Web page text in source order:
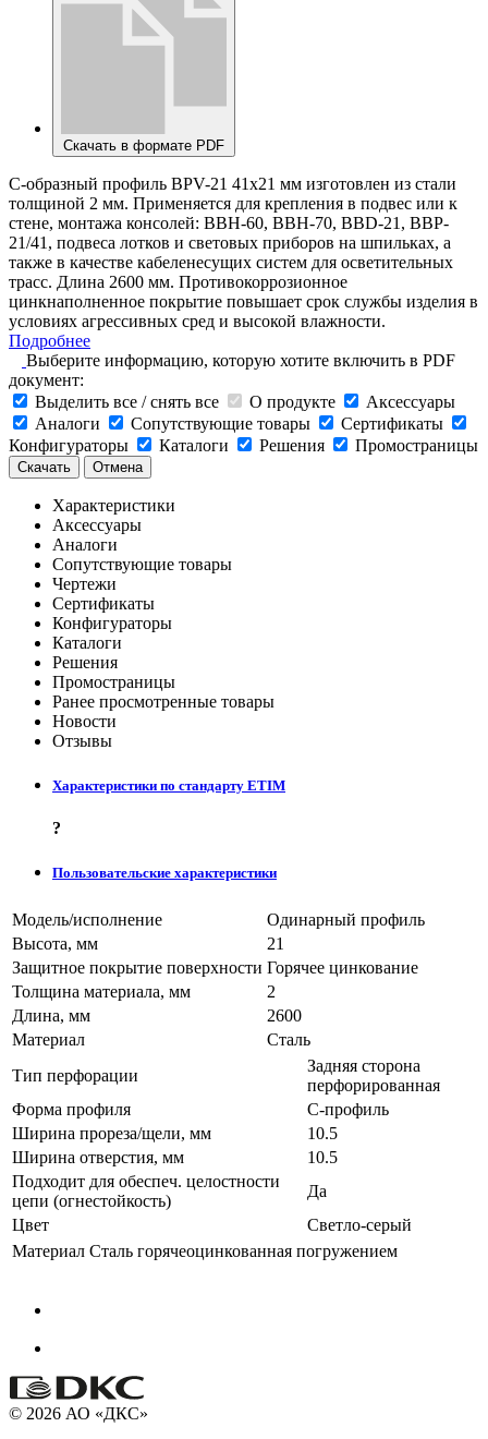
Скачать в формате PDF
С-образный профиль BPV-21 41х21 мм изготовлен из стали
толщиной 2 мм. Применяется для крепления в подвес или к
стене, монтажа консолей: ВВН-60, ВВН-70, BBD-21, BBP-
21/41, подвеса лотков и световых приборов на шпильках, а
также в качестве кабеленесущих систем для осветительных
трасс. Длина 2600 мм. Противокоррозионное
цинкнаполненное покрытие повышает срок службы изделия в
условиях агрессивных сред и высокой влажности.
Подробнее
Выберите информацию, которую хотите включить в PDF
документ:
Выделить все / снять все
О продукте
Аксессуары
Аналоги
Сопутствующие товары
Сертификаты
Конфигураторы
Каталоги Решения Промостраницы
Скачать Отмена
Характеристики
Аксессуары
Аналоги
Сопутствующие товары
Чертежи
Сертификаты
Конфигураторы
Каталоги
Решения
Промостраницы
Ранее просмотренные товары
Новости
Отзывы
Характеристики по стандарту ETIM
?
Пользовательские характеристики
Модель/исполнение
Одинарный профиль
Высота, мм
21
Защитное покрытие поверхности Горячее цинкование
Толщина материала, мм
2
Длина, мм
2600
Материал
Сталь
Тип перфорации
Задняя сторона
перфорированная
Форма профиля
С-профиль
Ширина прореза/щели, мм
10.5
Ширина отверстия, мм
10.5
Подходит для обеспеч. целостности
цепи (огнестойкость)
Да
Цвет
Светло-серый
Материал Сталь горячеоцинкованная погружением
© 2026 АО «ДКС»